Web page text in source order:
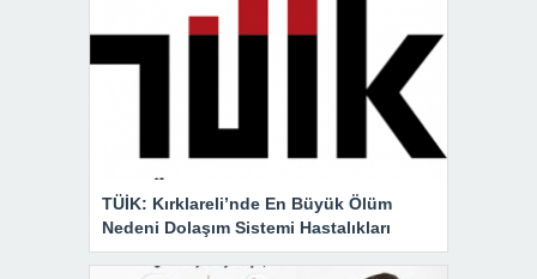
TÜİK: Kırklareli’nde En Büyük Ölüm
Nedeni Dolaşım Sistemi Hastalıkları